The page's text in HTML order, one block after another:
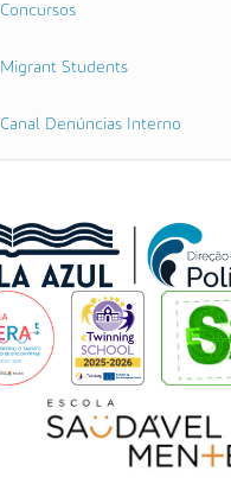
Concursos
Migrant Students
Canal Denúncias Interno